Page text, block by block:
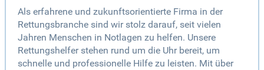
Als erfahrene und zukunftsorientierte Firma in der
Rettungsbranche sind wir stolz darauf, seit vielen
Jahren Menschen in Notlagen zu helfen. Unsere
Rettungshelfer stehen rund um die Uhr bereit, um
schnelle und professionelle Hilfe zu leisten. Mit über